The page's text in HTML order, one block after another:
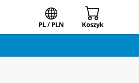
PL / PLN Koszyk